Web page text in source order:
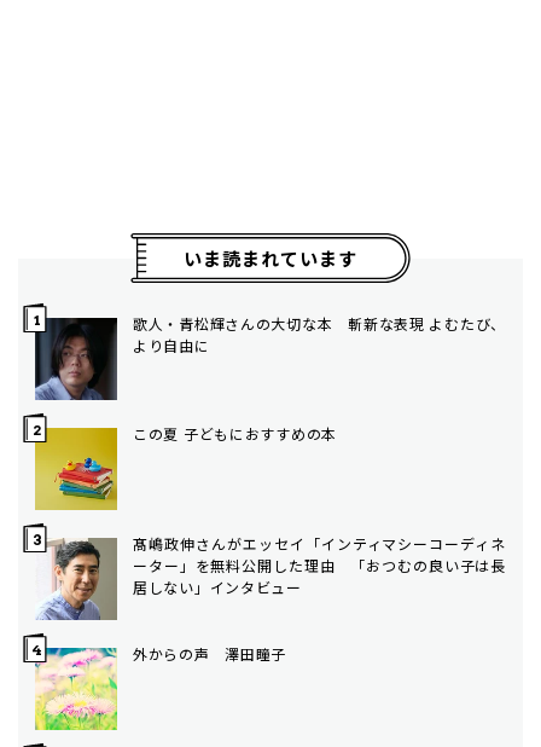
いま読まれています
歌人・青松輝さんの大切な本 斬新な表現 よむたび、
より自由に
この夏 子どもにおすすめの本
髙嶋政伸さんがエッセイ「インティマシーコーディネ
ーター」を無料公開した理由 「おつむの良い子は長
居しない」インタビュー
外からの声 澤田瞳子